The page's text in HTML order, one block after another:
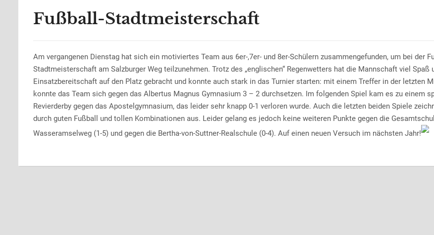
Fußball-Stadtmeisterschaft
Am vergangenen Dienstag hat sich ein motiviertes Team aus 6er-,7er- und 8er-Schülern zusammengefunden, um bei der
Stadtmeisterschaft am Salzburger Weg teilzunehmen. Trotz des „englischen“ Regenwetters hat die Mannschaft viel Spaß
Einsatzbereitschaft auf den Platz gebracht und konnte auch stark in das Turnier starten: mit einem Treffer in der letzten
konnte das Team sich gegen das Albertus Magnus Gymnasium 3 – 2 durchsetzen. Im folgenden Spiel kam es zu einem
Revierderby gegen das Apostelgymnasium, das leider sehr knapp 0-1 verloren wurde. Auch die letzten beiden Spiele
durch guten Fußball und tollen Kombinationen aus. Leider gelang es jedoch keine weiteren Punkte gegen die
Wasseramselweg (1-5) und gegen die Bertha-von-Suttner-Realschule (0-4). Auf einen neuen Versuch im nächsten Jahr!